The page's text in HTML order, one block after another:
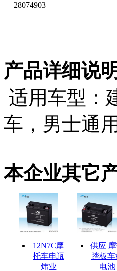
28074903
产品详细说明
适用车型：
车，男士通
本企业其它
12N7C摩
托车电瓶
炜业
供应
踏板车
电池